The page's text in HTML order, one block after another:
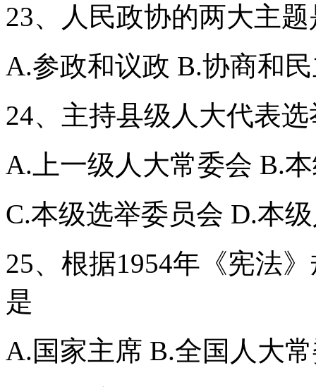
23、人民政协的两大主题
A.参政和议政 B.协商和
24、主持县级人大代表
A.上一级人大常委会 B.
C.本级选举委员会 D.本
25、根据1954年《宪法
是
A.国家主席 B.全国人大